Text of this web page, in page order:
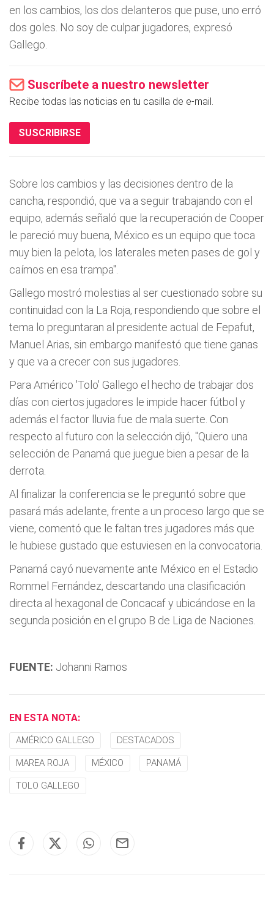
en los cambios, los dos delanteros que puse, uno erró
dos goles. No soy de culpar jugadores, expresó
Gallego.
Suscríbete a nuestro newsletter
Recibe todas las noticias en tu casilla de e-mail.
SUSCRIBIRSE
Sobre los cambios y las decisiones dentro de la
cancha, respondió, que va a seguir trabajando con el
equipo, además señaló que la recuperación de Cooper
le pareció muy buena, México es un equipo que toca
muy bien la pelota, los laterales meten pases de gol y
caímos en esa trampa".
Gallego mostró molestias al ser cuestionado sobre su
continuidad con la La Roja, respondiendo que sobre el
tema lo preguntaran al presidente actual de Fepafut,
Manuel Arias, sin embargo manifestó que tiene ganas
y que va a crecer con sus jugadores.
Para Américo 'Tolo' Gallego el hecho de trabajar dos
días con ciertos jugadores le impide hacer fútbol y
además el factor lluvia fue de mala suerte. Con
respecto al futuro con la selección dijó, "Quiero una
selección de Panamá que juegue bien a pesar de la
derrota.
Al finalizar la conferencia se le preguntó sobre que
pasará más adelante, frente a un proceso largo que se
viene, comentó que le faltan tres jugadores más que
le hubiese gustado que estuviesen en la convocatoria.
Panamá cayó nuevamente ante México en el Estadio
Rommel Fernández, descartando una clasificación
directa al hexagonal de Concacaf y ubicándose en la
segunda posición en el grupo B de Liga de Naciones.
FUENTE: Johanni Ramos
EN ESTA NOTA:
AMÉRICO GALLEGO DESTACADOS
MAREA ROJA MÉXICO PANAMÁ
TOLO GALLEGO